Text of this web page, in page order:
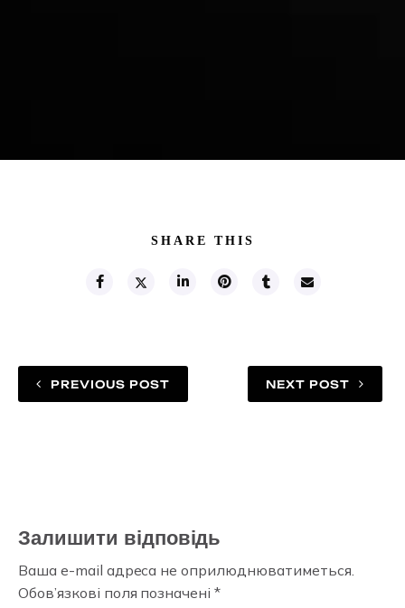
SHARE THIS
PREVIOUS POST NEXT POST
Залишити відповідь
Ваша e-mail адреса не оприлюднюватиметься.
Обов’язкові поля позначені*